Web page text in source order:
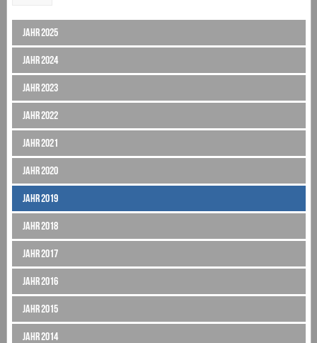
Jahr 2025
Jahr 2024
Jahr 2023
Jahr 2022
Jahr 2021
Jahr 2020
Jahr 2019
Jahr 2018
Jahr 2017
Jahr 2016
Jahr 2015
Jahr 2014